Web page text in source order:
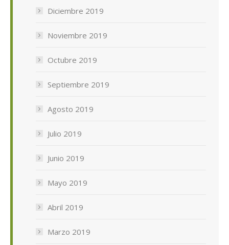
Diciembre 2019
Noviembre 2019
Octubre 2019
Septiembre 2019
Agosto 2019
Julio 2019
Junio 2019
Mayo 2019
Abril 2019
Marzo 2019